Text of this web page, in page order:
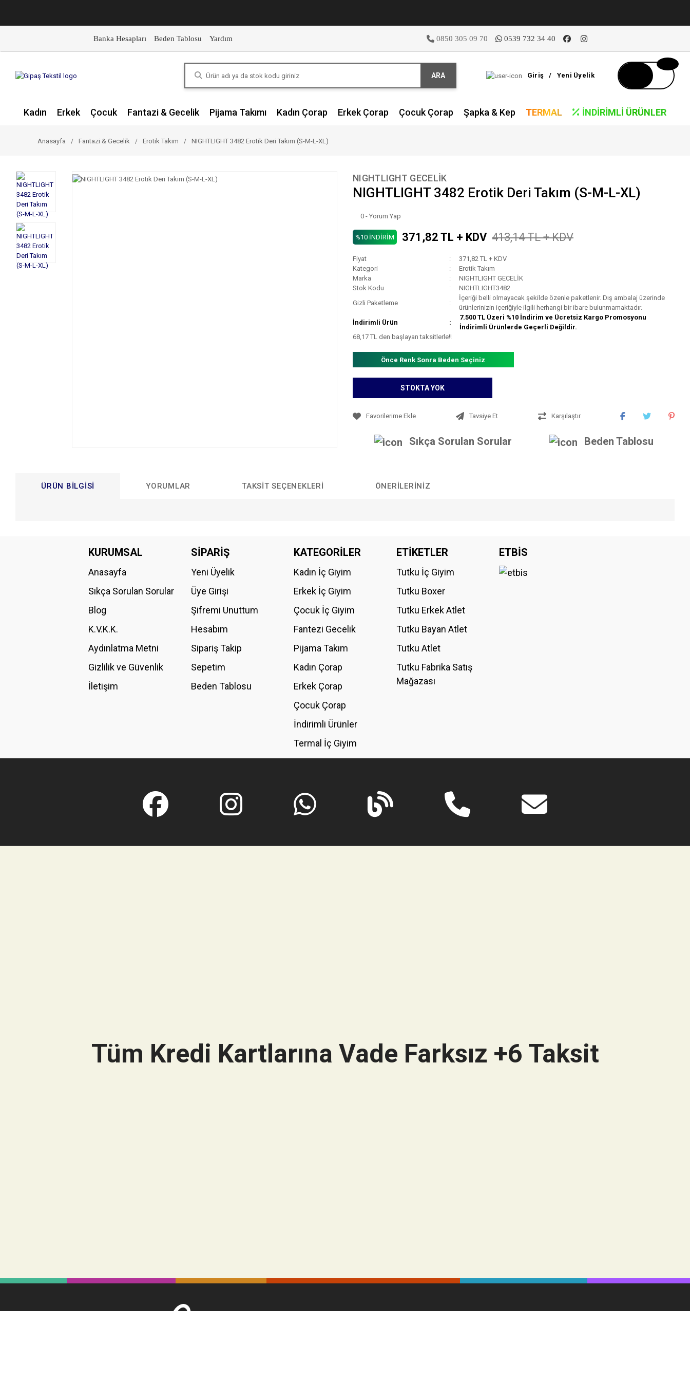
Banka Hesapları Beden Tablosu Yardım 0850 305 09 70 0539 732 34 40
ARA Giriş / Yeni Üyelik
Kadın Erkek Çocuk Fantazi & Gecelik Pijama Takımı Kadın Çorap Erkek Çorap Çocuk Çorap Şapka & Kep TERMAL İNDIRIMLI ÜRÜNLER
Anasayfa Fantazi & Gecelik Erotik Takım NIGHTLIGHT 3482 Erotik Deri Takım (S-M-L-XL)
NIGHTLIGHT GECELİK
NIGHTLIGHT 3482 Erotik Deri Takım (S-M-L-XL)
0 - Yorum Yap
%10 İNDİRİM 371,82 TL + KDV 413,14 TL + KDV
Fiyat
371,82 TL + KDV
Kategori
Erotik Takım
Marka
NIGHTLIGHT GECELİK
Stok Kodu
NIGHTLIGHT3482
Gizli Paketleme
İçeriği belli olmayacak şekilde özenle paketlenir. Dış ambalaj üzerinde
ürünlerinizin içeriğiyle ilgili herhangi bir ibare bulunmamaktadır.
İndirimli Ürün
7.500 TL Üzeri %10 İndirim ve Ücretsiz Kargo Promosyonu
İndirimli Ürünlerde Geçerli Değildir.
68,17 TL den başlayan taksitlerle!!
Önce Renk Sonra Beden Seçiniz
STOKTA YOK
Tavsiye Et Karşılaştır
Sıkça Sorulan Sorular Beden Tablosu
ÜRÜN BILGISI YORUMLAR TAKSIT SEÇENEKLERI ÖNERILERINIZ
Bu ürüne ilk yorumu siz yapın!
Ürün resmi kalitesiz, bozuk veya görüntülenemiyor.
Ürün fiyatı diğer sitelerden daha pahalı.
Bu ürüne benzer farklı alternatifler olmalı.
KURUMSAL
Anasayfa
Sıkça Sorulan Sorular
Blog
K.V.K.K.
Aydınlatma Metni
Gizlilik ve Güvenlik
İletişim
SİPARİŞ
Yeni Üyelik
Üye Girişi
Şifremi Unuttum
Hesabım
Sipariş Takip
Sepetim
Beden Tablosu
KATEGORİLER
Kadın İç Giyim
Erkek İç Giyim
Çocuk İç Giyim
Fantezi Gecelik
Pijama Takım
Kadın Çorap
Erkek Çorap
Çocuk Çorap
İndirimli Ürünler
Termal İç Giyim
ETİKETLER
Tutku İç Giyim
Tutku Boxer
Tutku Erkek Atlet
Tutku Bayan Atlet
Tutku Atlet
Tutku Fabrika Satış
Mağazası
ETBİS
Tüm Kredi Kartlarına Vade Farksız +6 Taksit